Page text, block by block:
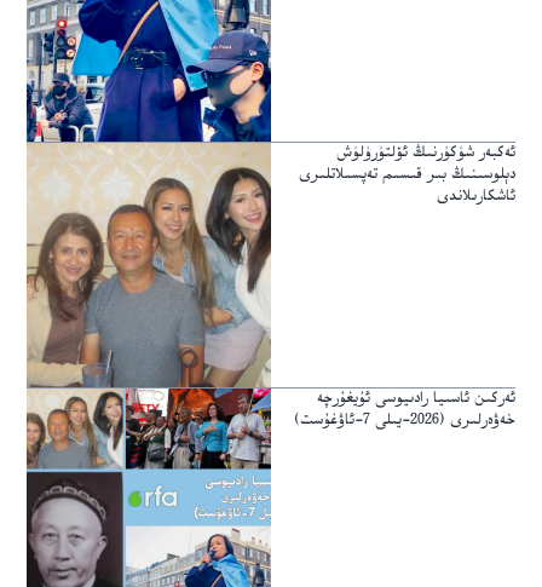
ئەكبەر شۈكۈرنىڭ ئۆلتۈرۈلۈش
دېلوسىنىڭ بىر قىسىم تەپسىلاتلىرى
ئاشكارىلاندى
ئەركىن ئاسىيا رادىيوسى ئۇيغۇرچە
خەۋەرلىرى (2026-يىلى 7-ئاۋغۇست)